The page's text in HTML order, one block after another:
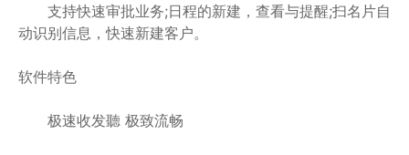
支持快速审批业务;日程的新建，查看与提醒;扫名片自
动识别信息，快速新建客户。
软件特色
极速收发聽 极致流畅